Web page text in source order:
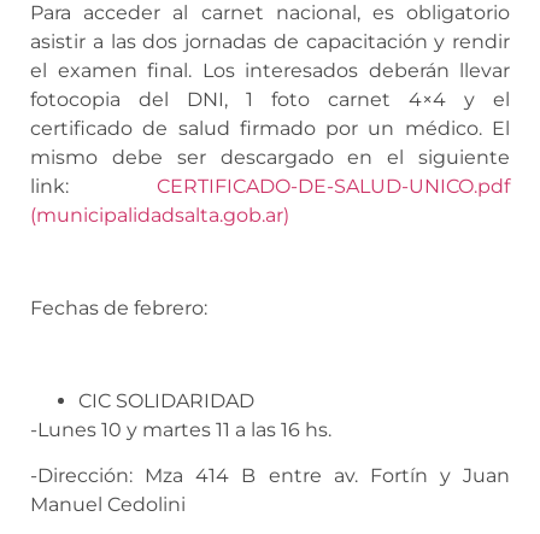
Para acceder al carnet nacional, es obligatorio
asistir a las dos jornadas de capacitación y rendir
el examen final. Los interesados deberán llevar
fotocopia del DNI, 1 foto carnet 4×4 y el
certificado de salud firmado por un médico. El
mismo debe ser descargado en el siguiente
link: CERTIFICADO-DE-SALUD-UNICO.pdf
(municipalidadsalta.gob.ar)
Fechas de febrero:
CIC SOLIDARIDAD
-Lunes 10 y martes 11 a las 16 hs.
-Dirección: Mza 414 B entre av. Fortín y Juan
Manuel Cedolini